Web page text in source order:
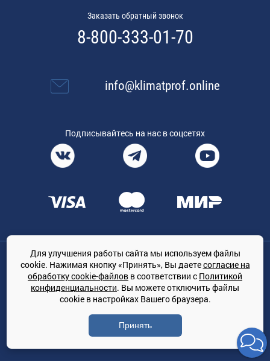
Заказать обратный звонок
8-800-333-01-70
info@klimatprof.online
Подписывайтесь на нас в соцсетях
Общество с ограниченной ответственностью «ТРЕЙДКОН», ОГРН:
1167847364079, 197022, г. Санкт-Петербург, проспект Медиков, 7
КЛИМАТПРОФ.ONLINE - оптовая продажа кондиционеров и
климатической техники на территории РФ
© Сайт принадлежит ООО «ТРЕЙДКОН»
Политика конфиденциальности
Для улучшения работы сайта мы используем файлы
cookie. Нажимая кнопку «Принять», Вы даетесогласие на
обработку cookie-файлов в соответствии с Политикой
конфиденциальности. Вы можете отключить файлы
cookie в настройках Вашего браузера.
Принять